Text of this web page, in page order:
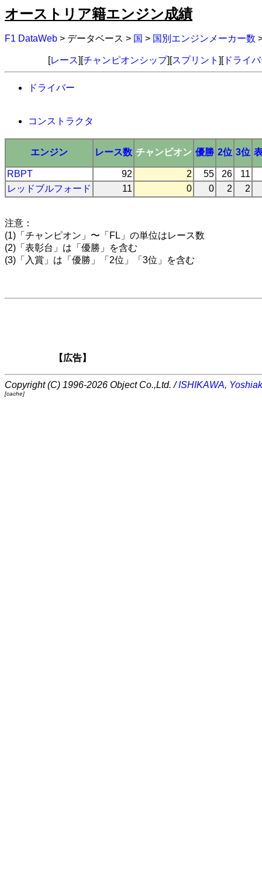
オーストリア籍エンジン成績
F1 DataWeb > データベース > 国 > 国別エンジンメーカー数
[レース][チャンピオンシップ][スプリント ][ドライ
ドライバー
コンストラクタ
エンジン レース数 チャンピオン 優勝 2位 3位
RBPT 92 2 55 26
11
レッドブルフォード
11 0 0 2 2
注意：
(1)「チャンピオン」〜「FL」の単位はレース数
(2)「表彰台」は「優勝」を含む
(3)「入賞」は「優勝」「2位」「3位」を含む
【広告】
Copyright (C) 1996-2026 Object Co.,Ltd. /ISHIKAWA,
[cache]